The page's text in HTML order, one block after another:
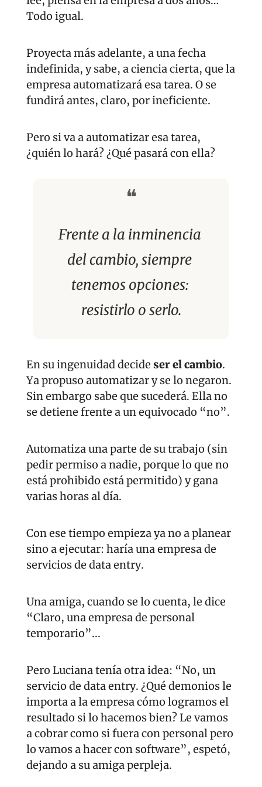
Todo igual.
Proyecta más adelante, a una fecha
indefinida, y sabe, a ciencia cierta, que la
empresa automatizará esa tarea. O se
fundirá antes, claro, por ineficiente.
Pero si va a automatizar esa tarea,
¿quién lo hará? ¿Qué pasará con ella?
❝
Frente a la inminencia
del cambio, siempre
tenemos opciones:
resistirlo o serlo.
En su ingenuidad decide ser el cambio.
Ya propuso automatizar y se lo negaron.
Sin embargo sabe que sucederá. Ella no
se detiene frente a un equivocado “no”.
Automatiza una parte de su trabajo (sin
pedir permiso a nadie, porque lo que no
está prohibido está permitido) y gana
varias horas al día.
Con ese tiempo empieza ya no a planear
sino a ejecutar: haría una empresa de
servicios de data entry.
Una amiga, cuando se lo cuenta, le dice
“Claro, una empresa de personal
temporario”...
Pero Luciana tenía otra idea: “No, un
servicio de data entry. ¿Qué demonios le
importa a la empresa cómo logramos el
resultado si lo hacemos bien? Le vamos
a cobrar como si fuera con personal pero
lo vamos a hacer con software”, espetó,
dejando a su amiga perpleja.